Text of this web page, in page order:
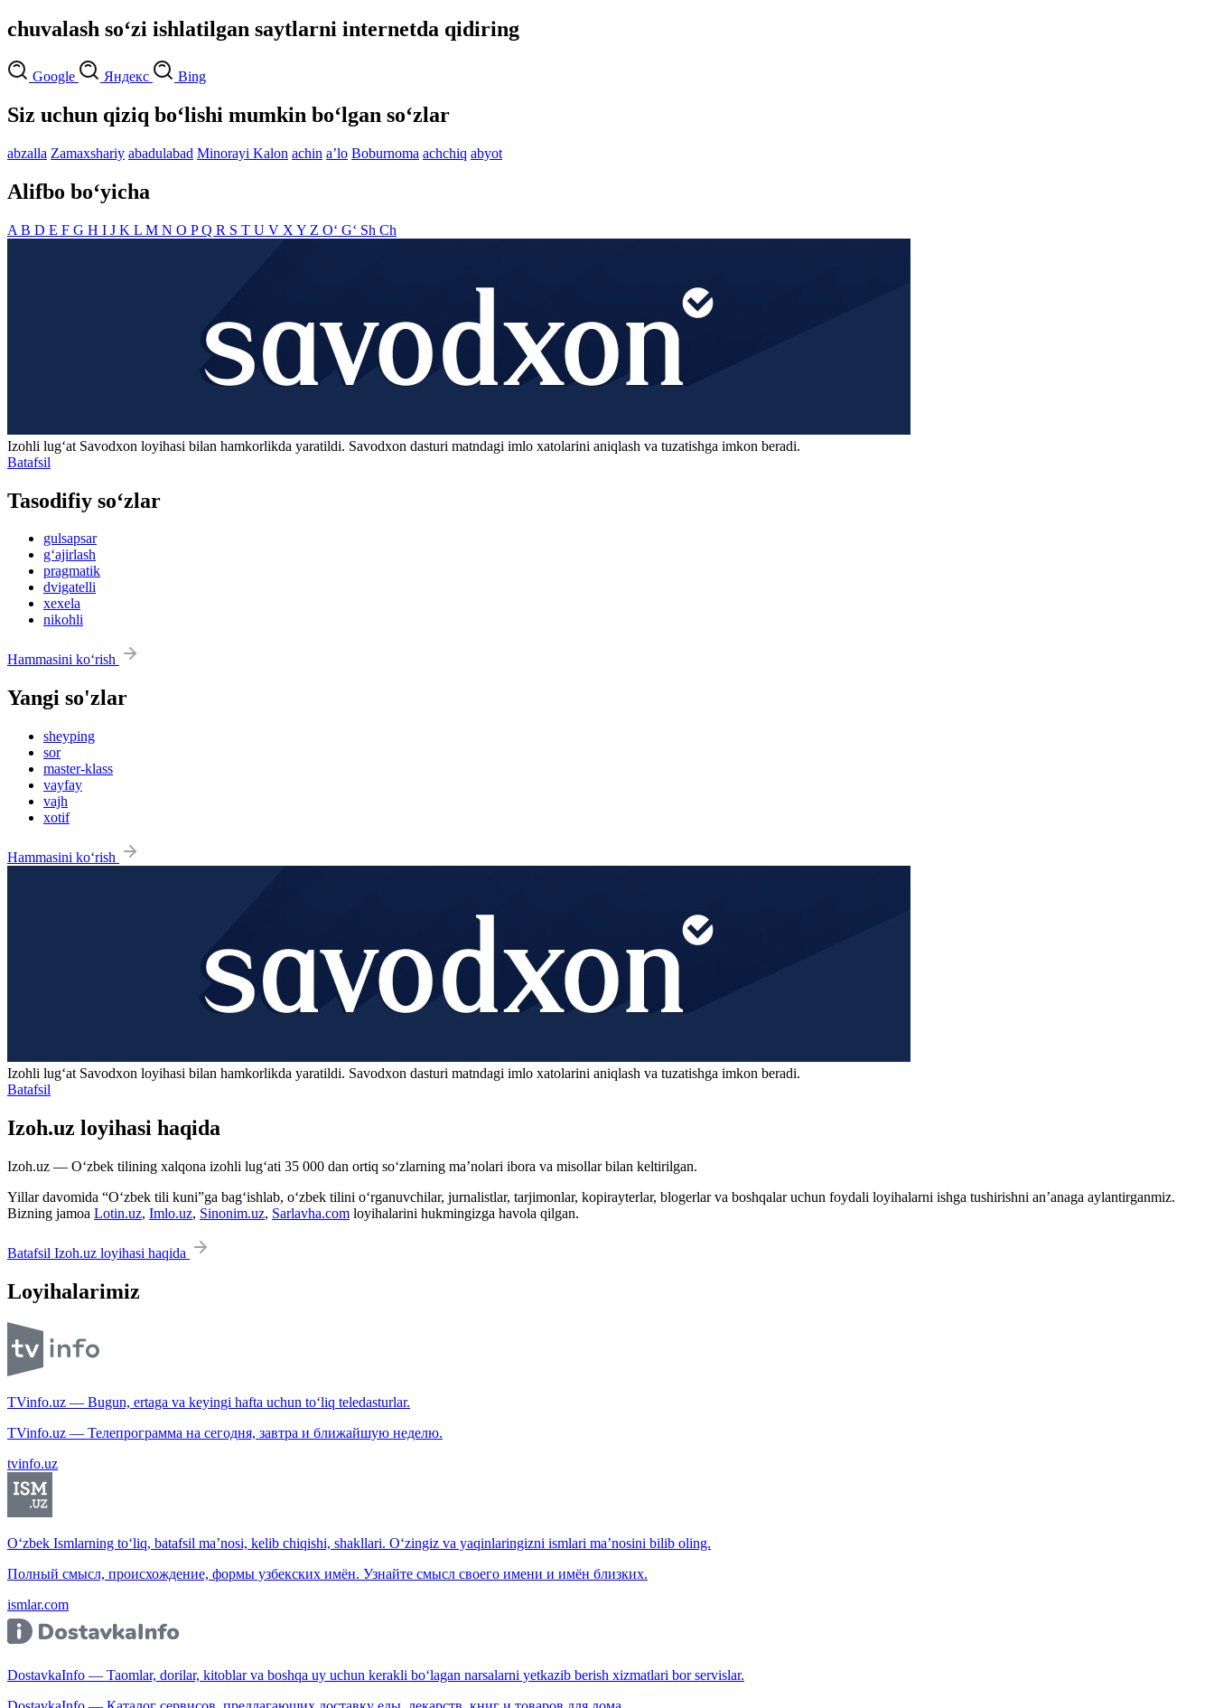
chuvalash so‘zi ishlatilgan saytlarni internetda qidiring
Google Яндекс Bing
Siz uchun qiziq bo‘lishi mumkin bo‘lgan so‘zlar
abzalla Zamaxshariy abadulabad Minorayi Kalon achin aʼlo Boburnoma achchiq abyot
Alifbo bo‘yicha
A B D E F G H I J K L M N O PQ R S T U V X Y Z O‘ G‘ Sh Ch
Izohli lugʻat Savodxon loyihasi bilan hamkorlikda yaratildi. Savodxon dasturi matndagi imlo xatolarini aniqlash va tuzatishga imkon beradi.
Batafsil
Tasodifiy so‘zlar
gulsapsar
g‘ajirlash
pragmatik
dvigatelli
xexela
nikohli
Hammasini ko‘rish
Yangi so'zlar
sheyping
sor
master-klass
vayfay
vajh
xotif
Hammasini ko‘rish
Izohli lugʻat Savodxon loyihasi bilan hamkorlikda yaratildi. Savodxon dasturi matndagi imlo xatolarini aniqlash va tuzatishga imkon beradi.
Batafsil
Izoh.uz loyihasi haqida
Izoh.uz — O‘zbek tilining xalqona izohli lug‘ati 35 000 dan ortiq so‘zlarning ma’nolari ibora va misollar bilan keltirilgan.
Yillar davomida “O‘zbek tili kuni”ga bag‘ishlab, o‘zbek tilini o‘rganuvchilar, jurnalistlar, tarjimonlar, kopirayterlar, blogerlar va boshqalar uchun foydali loyihalarni ishga tushirishni an’anaga aylantirganmiz.
Bizning jamoa Lotin.uz, Imlo.uz, Sinonim.uz, Sarlavha.com loyihalarini hukmingizga havola qilgan.
Batafsil Izoh.uz loyihasi haqida
Loyihalarimiz
TVinfo.uz — Bugun, ertaga va keyingi hafta uchun to‘liq teledasturlar.
TVinfo.uz — Телепрограмма на сегодня, завтра и ближайшую неделю.
tvinfo.uz
O‘zbek Ismlarning to‘liq, batafsil ma’nosi, kelib chiqishi, shakllari. O‘zingiz va yaqinlaringizni ismlari ma’nosini bilib oling.
Полный смысл, происхождение, формы узбекских имён. Узнайте смысл своего имени и имён близких.
ismlar.com
DostavkaInfo — Taomlar, dorilar, kitoblar va boshqa uy uchun kerakli bo‘lagan narsalarni yetkazib berish xizmatlari bor servislar.